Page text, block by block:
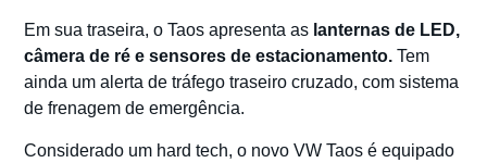
Em sua traseira, o Taos apresenta as lanternas de LED,
câmera de ré e sensores de estacionamento. Tem
ainda um alerta de tráfego traseiro cruzado, com sistema
de frenagem de emergência.
Considerado um hard tech, o novo VW Taos é equipado